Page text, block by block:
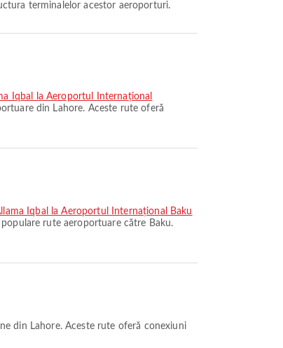
terminalelor acestor aeroporturi.
Iqbal la Aeroportul Internațional
din Lahore. Aceste rute oferă
Iqbal la Aeroportul Internațional Baku
rute aeroportuare către Baku.
din Lahore. Aceste rute oferă conexiuni